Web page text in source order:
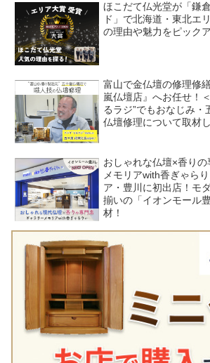
ほこだて仏光堂が「鎌
ド」で北海道・東北エ
の理由や魅力をピック
富山で金仏壇の修理修
嵐仏壇店』へお任せ！
るラジ”でもおなじみ・
仏壇修理について取材
おしゃれな仏壇×香り
メモリアwith香ぎゃら
ア・豊川に初出店！モ
揃いの「イオンモール
材！